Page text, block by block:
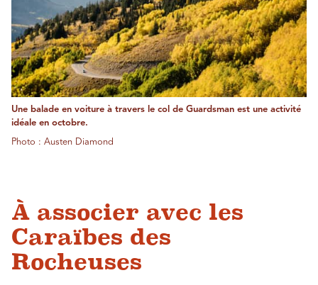
Une balade en voiture à travers le col de Guardsman est une activité
idéale en octobre.
Photo : Austen Diamond
À associer avec les
Caraïbes des
Rocheuses